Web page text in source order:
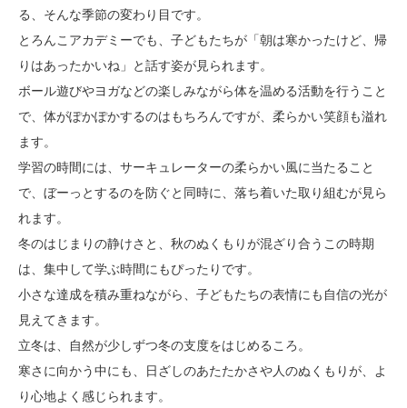
る、そんな季節の変わり目です。
とろんこアカデミーでも、子どもたちが「朝は寒かったけど、帰
りはあったかいね」と話す姿が見られます。
ボール遊びやヨガなどの楽しみながら体を温める活動を行うこと
で、体がぽかぽかするのはもちろんですが、柔らかい笑顔も溢れ
ます。
学習の時間には、サーキュレーターの柔らかい風に当たること
で、ぼーっとするのを防ぐと同時に、落ち着いた取り組むが見ら
れます。
冬のはじまりの静けさと、秋のぬくもりが混ざり合うこの時期
は、集中して学ぶ時間にもぴったりです。
小さな達成を積み重ねながら、子どもたちの表情にも自信の光が
見えてきます。
立冬は、自然が少しずつ冬の支度をはじめるころ。
寒さに向かう中にも、日ざしのあたたかさや人のぬくもりが、よ
り心地よく感じられます。